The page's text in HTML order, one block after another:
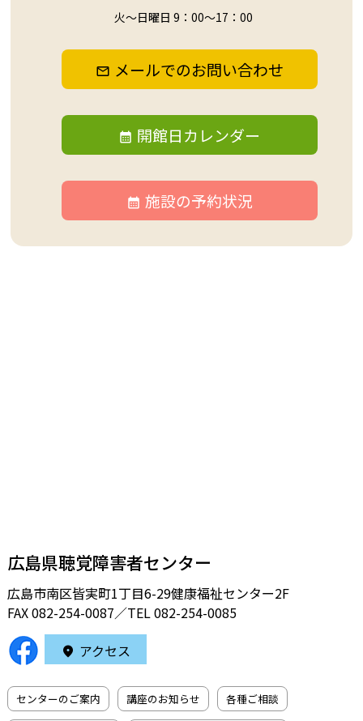
火～日曜日 9：00～17：00
メールでのお問い合わせ
開館日カレンダー
施設の予約状況
広島県聴覚障害者センター
広島市南区皆実町1丁目6-29健康福祉センター2F
FAX 082-254-0087／TEL082-254-0085
アクセス
センターのご案内 講座のお知らせ 各種ご相談